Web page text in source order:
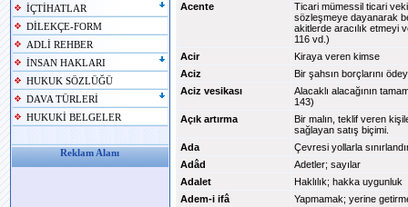
İÇTİHATLAR
DİLEKÇE-FORM
ADLİ REHBER
İNSAN HAKLARI
HUKUK SÖZLÜĞÜ
DAVA TÜRLERİ
HUKUKİ BELGELER
Reklam Alanı
Acente
Ticari mümessil ticari
sözleşmeye dayanarak
akitlerde aracılık etmeyi
116 vd.)
Acir
Kiraya veren kimse
Aciz
Bir şahsın borçlarını
Aciz vesikası
Alacaklı alacağının
143)
Açık artırma
Bir malın, teklif veren
sağlayan satış biçimi.
Ada
Çevresi yollarla
Adâd
Adetler; sayılar
Adalet
Haklılık; hakka uygunluk
Adem-i ifâ
Yapmamak; yerine